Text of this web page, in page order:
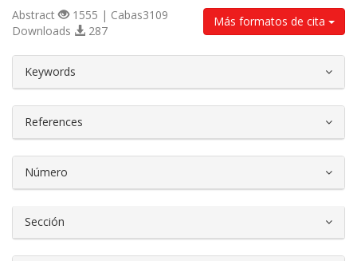
Más formatos de cita
Abstract
1555 | Cabas3109
Downloads
287
Keywords
References
Número
Sección